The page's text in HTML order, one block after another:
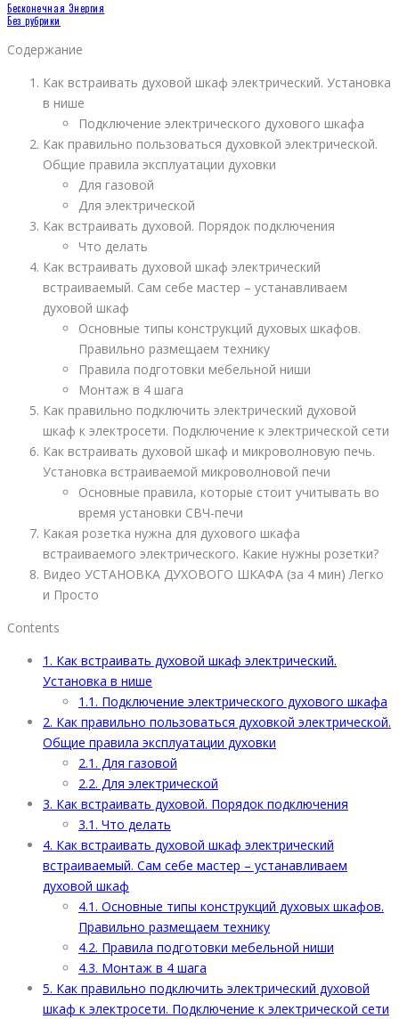
Бесконечная Энергия
Без рубрики
Содержание
Как встраивать духовой шкаф электрический. Установка
в нише
Подключение электрического духового шкафа
Как правильно пользоваться духовкой электрической.
Общие правила эксплуатации духовки
Для газовой
Для электрической
Как встраивать духовой. Порядок подключения
Что делать
Как встраивать духовой шкаф электрический
встраиваемый. Сам себе мастер – устанавливаем
духовой шкаф
Основные типы конструкций духовых шкафов.
Правильно размещаем технику
Правила подготовки мебельной ниши
Монтаж в 4 шага
Как правильно подключить электрический духовой
шкаф к электросети. Подключение к электрической сети
Как встраивать духовой шкаф и микроволновую печь.
Установка встраиваемой микроволновой печи
Основные правила, которые стоит учитывать во
время установки СВЧ-печи
Какая розетка нужна для духового шкафа
встраиваемого электрического. Какие нужны розетки?
Видео УСТАНОВКА ДУХОВОГО ШКАФА (за 4 мин) Легко
и Просто
Contents
1. Как встраивать духовой шкаф электрический.
Установка в нише
1.1. Подключение электрического духового шкафа
2. Как правильно пользоваться духовкой электрической.
Общие правила эксплуатации духовки
2.1. Для газовой
2.2. Для электрической
3. Как встраивать духовой. Порядок подключения
3.1. Что делать
4. Как встраивать духовой шкаф электрический
встраиваемый. Сам себе мастер – устанавливаем
духовой шкаф
4.1. Основные типы конструкций духовых шкафов.
Правильно размещаем технику
4.2. Правила подготовки мебельной ниши
4.3. Монтаж в 4 шага
5. Как правильно подключить электрический духовой
шкаф к электросети. Подключение к электрической сети